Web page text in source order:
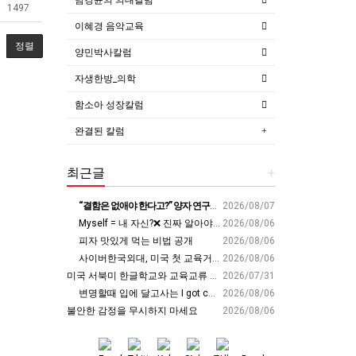
1497
정렬
이혜경 음악교육
양민박사칼럼
자생한방_의학
함소아 성장칼럼
완결된 칼럼
+
최근글
2026/08/07
“결함은 없애야 한다고?” 양자 연구자가 밝힌 신비: 없애려던 흠이 무기가 되는 방법 | 이정현 KIST 양자기술연구단 선임연구원 | 양자 컴퓨터 인생 | 세바시 2121회
2026/08/06
Myself = 내 자신?❌ 진짜 알아야 할 뜻????
2026/08/06
피자 맛있게 먹는 비법 공개
2026/08/06
사이버한국외대, 미국 첫 교육거점 구축…뉴욕에 미주글로벌센터 개소 - 재외동포신문
2026/07/31
미국 서북미 한글학교와 교육교류 첫 물꼬 - 사회적경제뉴스
2026/08/06
변명할때 입에 달고사는 I got carried away????????
2026/08/06
불안한 감정을 무시하지 마세요